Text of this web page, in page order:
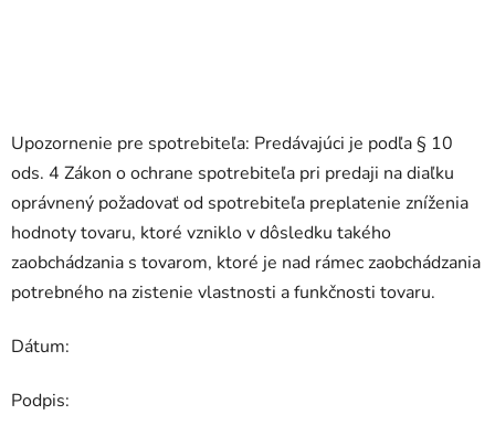
Upozornenie pre spotrebiteľa: Predávajúci je podľa § 10
ods. 4 Zákon o ochrane spotrebiteľa pri predaji na diaľku
oprávnený požadovať od spotrebiteľa preplatenie zníženia
hodnoty tovaru, ktoré vzniklo v dôsledku takého
zaobchádzania s tovarom, ktoré je nad rámec zaobchádzania
potrebného na zistenie vlastnosti a funkčnosti tovaru.
Dátum:
Podpis: